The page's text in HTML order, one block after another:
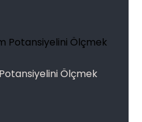
Ölçmek